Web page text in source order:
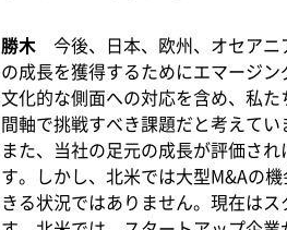
勝木 今後、日本、欧州、オセアニ
の成長を獲得するためにエマージ
文化的な側面への対応を含め、私
間軸で挑戦すべき課題だと考えてい
また、当社の足元の成長が評価さ
す。しかし、北米では大型M&Aの
きる状況ではありません。現在は